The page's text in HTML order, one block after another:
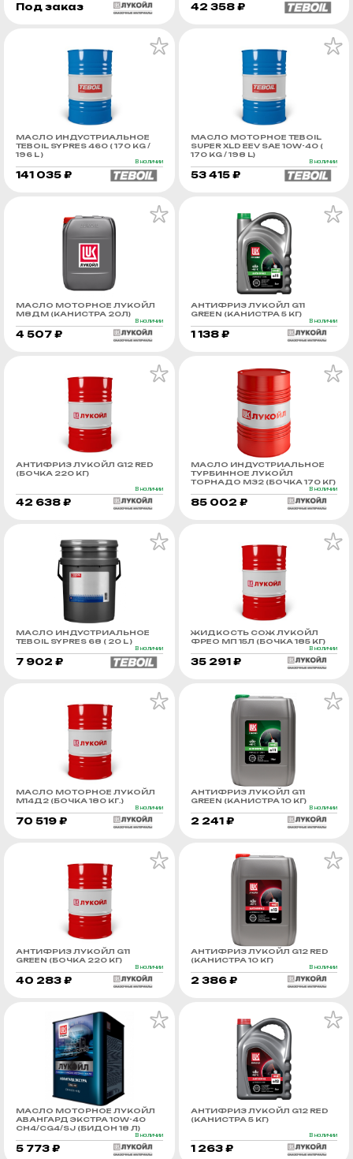
Под заказ 42 358 ₽
МАСЛО ИНДУСТРИАЛЬНОЕ
TEBOIL SYPRES 460 ( 170 KG /
196 L )
В наличии
141 035 ₽
МАСЛО МОТОРНОЕ TEBOIL
SUPER XLD EEV SAE 10W-40 (
170 KG / 198 L)
В наличии
53 415 ₽
МАСЛО МОТОРНОЕ ЛУКОЙЛ
М8ДМ (КАНИСТРА 20Л)
В наличии
4 507 ₽
АНТИФРИЗ ЛУКОЙЛ G11
GREEN (КАНИСТРА 5 КГ)
В наличии
1 138 ₽
АНТИФРИЗ ЛУКОЙЛ G12 RED
(БОЧКА 220 КГ)
В наличии
42 638 ₽
МАСЛО ИНДУСТРИАЛЬНОЕ
ТУРБИННОЕ ЛУКОЙЛ
ТОРНАДО М32 (БОЧКА 170 КГ)
В наличии
85 002 ₽
МАСЛО ИНДУСТРИАЛЬНОЕ
TEBOIL SYPRES 68 ( 20 L )
В наличии
7 902 ₽
ЖИДКОСТЬ СОЖ ЛУКОЙЛ
ФРЕО МП 15Л (БОЧКА 185 КГ)
В наличии
35 291 ₽
МАСЛО МОТОРНОЕ ЛУКОЙЛ
М14Д2 (БОЧКА 180 КГ.)
В наличии
70 519 ₽
АНТИФРИЗ ЛУКОЙЛ G11
GREEN (КАНИСТРА 10 КГ)
В наличии
2 241 ₽
АНТИФРИЗ ЛУКОЙЛ G11
GREEN (БОЧКА 220 КГ)
В наличии
40 283 ₽
АНТИФРИЗ ЛУКОЙЛ G12 RED
(КАНИСТРА 10 КГ)
В наличии
2 386 ₽
МАСЛО МОТОРНОЕ ЛУКОЙЛ
АВАНГАРД ЭКСТРА 10W-40
CH4/CG4/SJ (БИДОН 18 Л)
В наличии
5 773 ₽
АНТИФРИЗ ЛУКОЙЛ G12 RED
(КАНИСТРА 5 КГ)
В наличии
1 263 ₽